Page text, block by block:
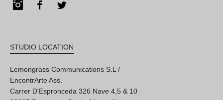
InstagramFacebook
STUDIO LOCATION
Lemongrass Communications S.L /
EncontrArte Ass.
Carrer D'Espronceda 326 Nave 4,5 & 10